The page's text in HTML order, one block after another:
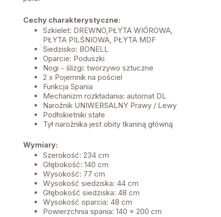
Cechy charakterystyczne:
Szkielet: DREWNO,PŁYTA WIÓROWA,
PŁYTA PILŚNIOWA, PŁYTA MDF
Siedzisko: BONELL
Oparcie: Poduszki
Nogi - ślizgi: tworzywo sztuczne
2 x Pojemnik na pościel
Funkcja Spania
Mechanizm rozkładania: automat DL
Narożnik UNIWERSALNY Prawy / Lewy
Podłokietniki stałe
Tył narożnika jest obity tkaniną główną
Wymiary:
Szerokość: 234 cm
Głębokość: 140 cm
Wysokość: 77 cm
Wysokość siedziska: 44 cm
Głębokość siedziska: 48 cm
Wysokość oparcia: 48 cm
Powierzchnia spania: 140 x 200 cm